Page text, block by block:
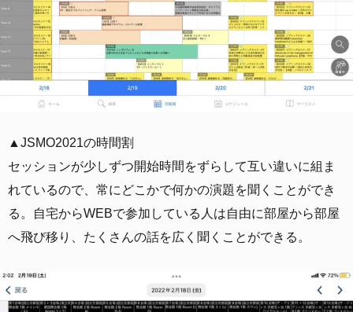
▲JSMO2021の時間割
セッションが少しずつ開始時間をずらして互い違いに組ま
れているので、常にどこかで何かの演題を聞くことができ
る。自宅からWEBで参加している人は自由に部屋から部屋
へ飛び移り、たくさんの話を広く聞くことができる。